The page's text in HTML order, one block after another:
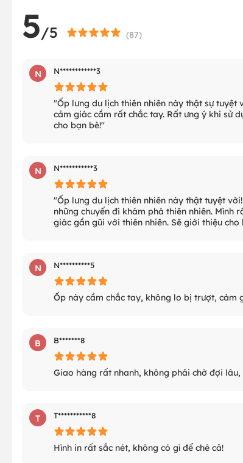
5/5 (87)
N N************3
"Ốp lưng du lịch thiên nhiên này thật sự
cảm giác cầm rất chắc tay. Rất ưng ý khi sử
cho bạn bè!"
N N***********3
"Ốp lưng du lịch thiên nhiên này thật tuyệt
những chuyến đi khám phá thiên nhiên.
giác gần gũi với thiên nhiên. Sẽ giới thiệu cho
N N**********5
Ốp này cầm chắc tay, không lo bị trượt, cảm
B B*******8
Giao hàng rất nhanh, không phải chờ đợi lâu,
T T***********8
Hình in rất sắc nét, không có gì để chê cả!